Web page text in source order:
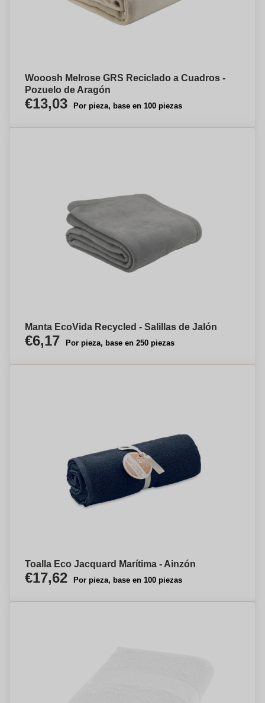
Wooosh Melrose GRS Reciclado a Cuadros -
Pozuelo de Aragón
€13,03 Por pieza, base en 100 piezas
Manta EcoVida Recycled - Salillas de Jalón
€6,17 Por pieza, base en 250 piezas
Toalla Eco Jacquard Marítima - Ainzón
€17,62 Por pieza, base en 100 piezas